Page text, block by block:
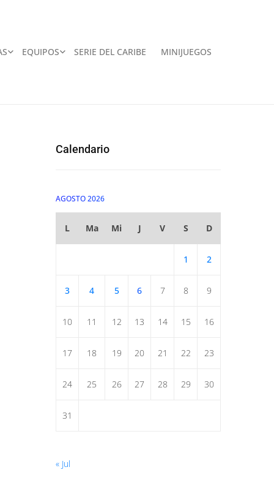
EQUIPOS SERIE DEL CARIBE MINIJUEGOS
Calendario
AGOSTO 2026
L Ma Mi J V S D
1 2
3 4 5 6 7 8 9
10 11 12 13 14 15 16
17 18 19 20 21 22 23
24 25 26 27 28 29 30
31
« Jul